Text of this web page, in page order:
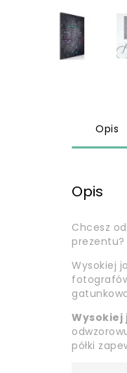
Opis
Opis
Chcesz
prezentu?
Wysokiej
Wysokiej
półki